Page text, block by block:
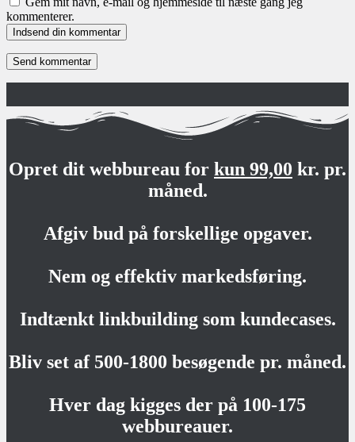
kommenterer.
Indsend din kommentar
Opret dit webbureau for kun 99,00 kr. pr.
måned.
Afgiv bud på forskellige opgaver.
Nem og effektiv markedsføring.
Indtænkt linkbuilding som kundecases.
Bliv set af 500-1800 besøgende pr. måned.
Hver dag kigges der på 100-175
webbureauer.